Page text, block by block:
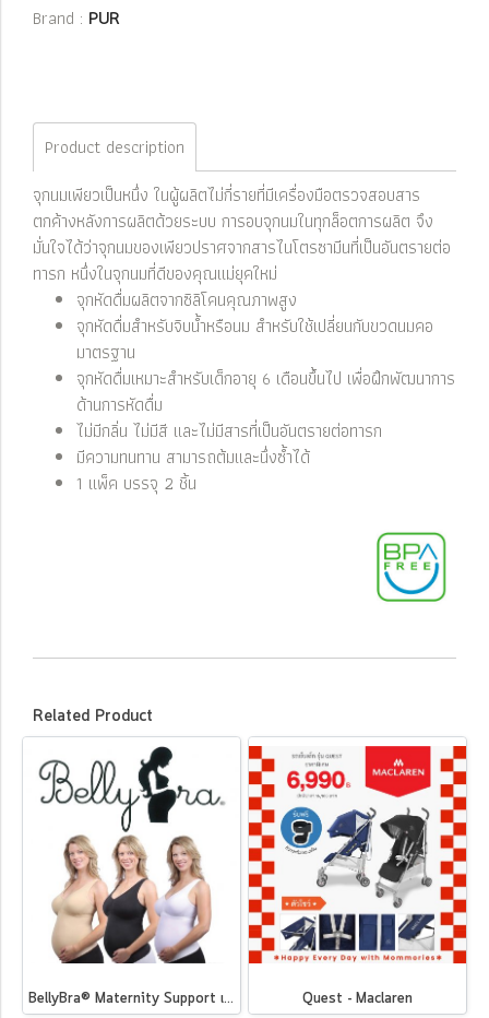
Brand : PUR
Product description
จุกนมเพียวเป็นหนึ่ง ในผู้ผลิตไม่กี่รายที่มีเครื่องมือตรวจสอบสาร
ตกค้างหลังการผลิตด้วยระบบ การอบจุกนมในทุกล็อตการผลิต จึง
มั่นใจได้ว่าจุกนมของเพียวปราศจากสารไนโตรซามีนที่เป็นอันตรายต่อ
ทารก หนึ่งในจุกนมที่ดีของคุณแม่ยุคใหม่
จุกหัดดื่มผลิตจากซิลิโคนคุณภาพสูง
จุกหัดดื่มสำหรับจิบน้ำหรือนม สำหรับใช้เปลี่ยนกับขวดนมคอ
มาตรฐาน
จุกหัดดื่มเหมาะสำหรับเด็กอายุ 6 เดือนขึ้นไป เพื่อฝึกพัฒนาการ
ด้านการหัดดื่ม
ไม่มีกลิ่น ไม่มีสี และไม่มีสารที่เป็นอันตรายต่อทารก
มีความทนทาน สามารถต้มและนึ่งซ้ำได้
1 แพ็ค บรรจุ 2 ชิ้น
Related Product
BellyBra® Maternity Support เสื้อชั้นในสำหรับคุณแม่ตั้งครรภ์ Quest - Maclaren